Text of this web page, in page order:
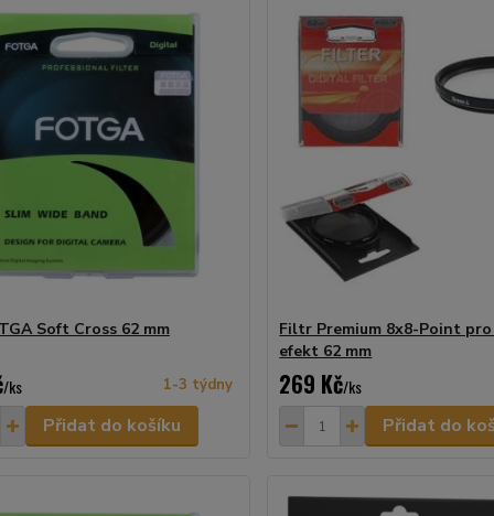
Soft Cross 62 mm
/ks 1-3 týdny
Přidat do košíku
Filtr Premium 8x8-Point
efekt 62 mm
269 Kč/ks
Přidat do